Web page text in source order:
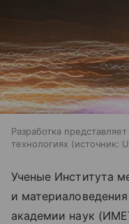
Разработка
технологиях
источник:
Ученые Института
и
академии наук